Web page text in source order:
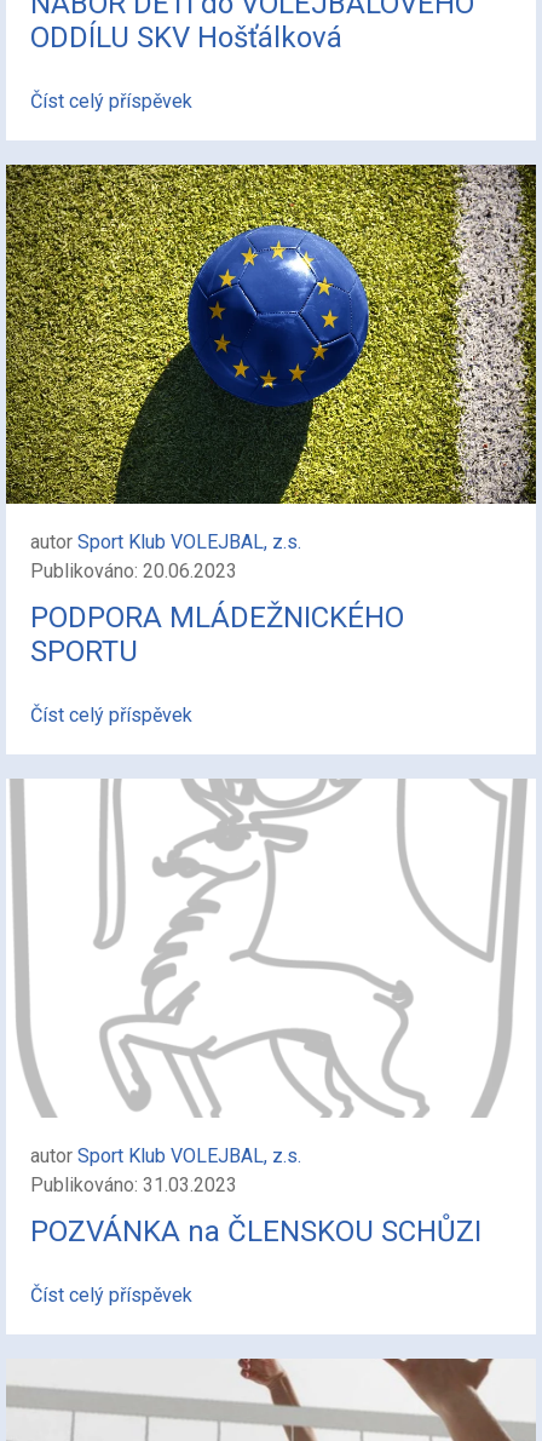
ODDÍLU SKV Hošťálková
Číst celý příspěvek
autor Sport Klub VOLEJBAL, z.s.
Publikováno: 20.06.2023
PODPORA MLÁDEŽNICKÉHO
SPORTU
Číst celý příspěvek
autor Sport Klub VOLEJBAL, z.s.
Publikováno: 31.03.2023
POZVÁNKA na ČLENSKOU SCHŮZI
Číst celý příspěvek